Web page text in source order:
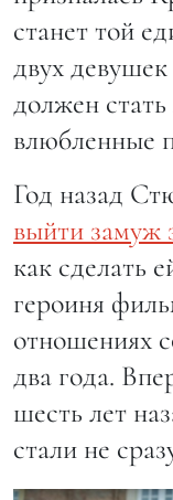
станет той
двух
должен
влюбленные
Год назад
выйти замуж
как сделать
героиня
отношениях
два года.
шесть лет
стали не